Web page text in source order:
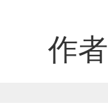
作